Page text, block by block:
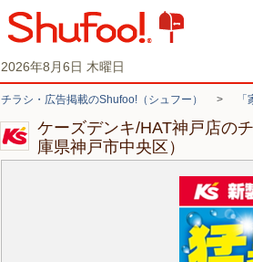
2026年8月6日 木曜日
チラシ・広告掲載のShufoo!（シュフー） >
ケーズデンキ/HAT神戸店の
庫県神戸市中央区）